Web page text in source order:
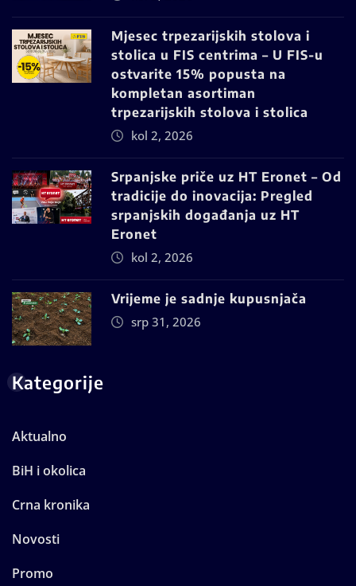
Mjesec trpezarijskih stolova i
stolica u FIS centrima – U FIS-u
ostvarite 15% popusta na
kompletan asortiman
trpezarijskih stolova i stolica
kol 2, 2026
Srpanjske priče uz HT Eronet – Od
tradicije do inovacija: Pregled
srpanjskih događanja uz HT
Eronet
kol 2, 2026
Vrijeme je sadnje kupusnjača
srp 31, 2026
Kategorije
Aktualno
BiH i okolica
Crna kronika
Novosti
Promo